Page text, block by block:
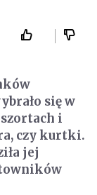
się w
szortach i
czy kurtki.
jej